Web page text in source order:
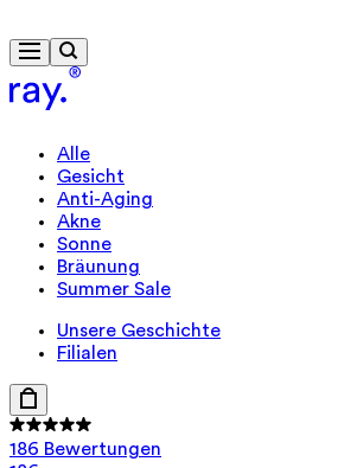
Alle
Gesicht
Anti-Aging
Akne
Sonne
Bräunung
Summer Sale
Unsere Geschichte
Filialen
186 Bewertungen